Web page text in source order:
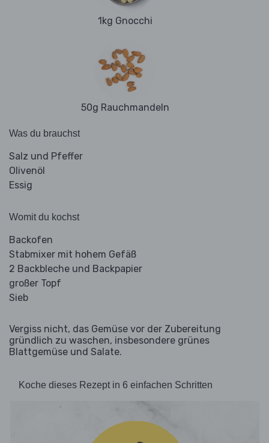
1kg Gnocchi
50g Rauchmandeln
Was du brauchst
Salz und Pfeffer
Olivenöl
Essig
Womit du kochst
Backofen
Stabmixer mit hohem Gefäß
2 Backbleche und Backpapier
großer Topf
Sieb
Vergiss nicht, das Gemüse vor der Zubereitung
gründlich zu waschen, insbesondere grünes
Blattgemüse und Salate.
Koche dieses Rezept in 6 einfachen Schritten